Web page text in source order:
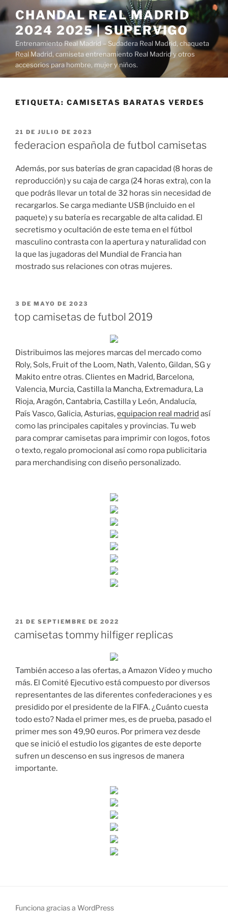
Saltar
al
contenido
CHANDAL REAL MADRID
2024 2025 | SUPERVIGO
Entrenamiento Real Madrid – Sudadera Real Madrid, chaqueta
Real Madrid, camiseta entrenamiento Real Madrid y otros
accesorios para hombre, mujer y niños.
ETIQUETA: CAMISETAS BARATAS VERDES
PUBLICADO
EL
21 DE JULIO DE 2023
federacion española de futbol camisetas
Además, por sus baterías de gran capacidad (8 horas de
reproducción) y su caja de carga (24 horas extra), con la
que podrás llevar un total de 32 horas sin necesidad de
recargarlos. Se carga mediante USB (incluido en el
paquete) y su batería es recargable de alta calidad. El
secretismo y ocultación de este tema en el fútbol
masculino contrasta con la apertura y naturalidad con
la que las jugadoras del Mundial de Francia han
mostrado sus relaciones con otras mujeres.
PUBLICADO
EL
3 DE MAYO DE 2023
top camisetas de futbol 2019
Distribuimos las mejores marcas del mercado como
Roly, Sols, Fruit of the Loom, Nath, Valento, Gildan, SG y
Makito entre otras. Clientes en Madrid, Barcelona,
Valencia, Murcia, Castilla la Mancha, Extremadura, La
Rioja, Aragón, Cantabria, Castilla y León, Andalucía,
País Vasco, Galicia, Asturias,equipacion real madrid así
como las principales capitales y provincias. Tu web
para comprar camisetas para imprimir con logos, fotos
o texto, regalo promocional así como ropa publicitaria
para merchandising con diseño personalizado.
PUBLICADO
21 DE SEPTIEMBRE DE 2022
camisetas tommy hilfiger replicas
También acceso a las ofertas, a Amazon Vídeo y mucho
más. El Comité Ejecutivo está compuesto por diversos
representantes de las diferentes confederaciones y es
presidido por el presidente de la FIFA. ¿Cuánto cuesta
todo esto? Nada el primer mes, es de prueba, pasado el
primer mes son 49,90 euros. Por primera vez desde
que se inició el estudio los gigantes de este deporte
sufren un descenso en sus ingresos de manera
importante.
Funciona gracias a WordPress